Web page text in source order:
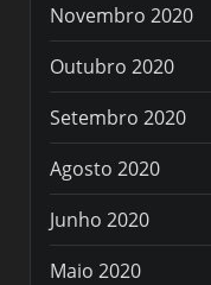
Novembro 2020
Outubro 2020
Setembro 2020
Agosto 2020
Junho 2020
Maio 2020